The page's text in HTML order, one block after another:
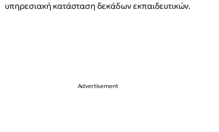
υπηρεσιακή κατάσταση δεκάδων εκπαιδευτικών.